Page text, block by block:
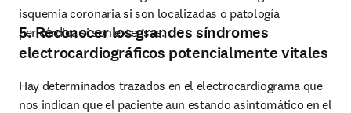
isquemia coronaria si son localizadas o patología
pericárdica si son extensas.
5. Reconocer los grandes síndromes
electrocardiográficos potencialmente vitales
Hay determinados trazados en el electrocardiograma que
nos indican que el paciente aun estando asintomático en el